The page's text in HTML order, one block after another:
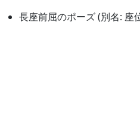
長座前屈のポーズ (別名: 座